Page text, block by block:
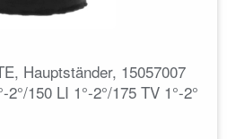
Hauptständer, 15057007
150 LI 1°-2°/175 TV 1°-2°